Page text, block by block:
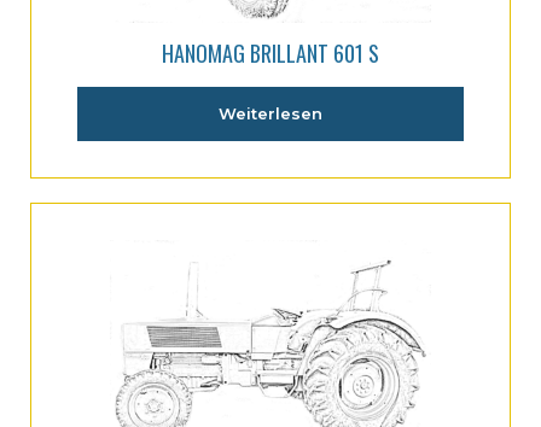
HANOMAG BRILLANT 601 S
Weiterlesen